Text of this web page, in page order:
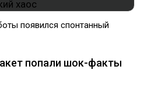
появился спонтанный
попали шок-факты